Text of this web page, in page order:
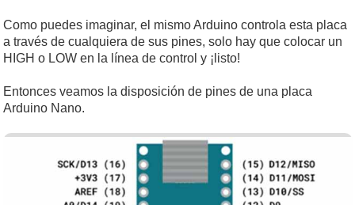
Como puedes imaginar, el mismo Arduino controla esta placa
a través de cualquiera de sus pines, solo hay que colocar un
HIGH o LOW en la línea de control y ¡listo!
Entonces veamos la disposición de pines de una placa
Arduino Nano.